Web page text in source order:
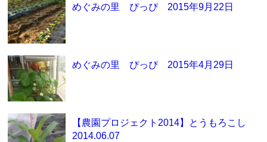
めぐみの里 ぴっぴ 2015年9月22日
めぐみの里 ぴっぴ 2015年4月29日
【農園プロジェクト2014】とうもろこし
2014.06.07